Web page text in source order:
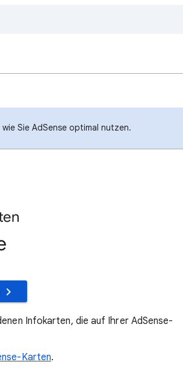
Sie AdSense optimal nutzen.
Infokarten, die auf Ihrer AdSense-
Karten.